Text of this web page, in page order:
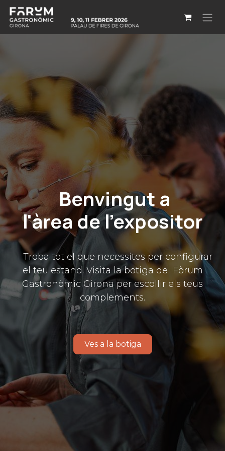
Skip to Content
Benvingut a
l'àrea de l'expositor
​Troba tot el que necessites per configurar
el teu estand. Visita la botiga del Fòrum
Gastronòmic Girona per escollir els teus
complements.
Ves a la botiga